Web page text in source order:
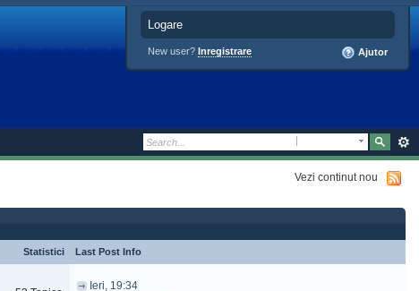
Logare
New user? Inregistrare Ajutor
Vezi continut nou
Statistici Last Post Info
Ieri, 19:34